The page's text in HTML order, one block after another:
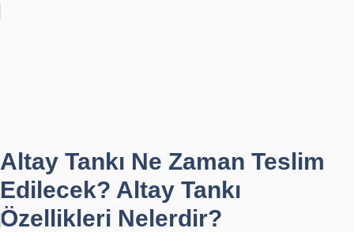
Altay Tankı Ne Zaman Teslim
Edilecek? Altay Tankı
Özellikleri Nelerdir?